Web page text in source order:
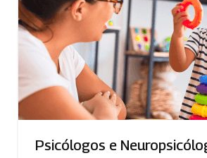
Psicólogos e